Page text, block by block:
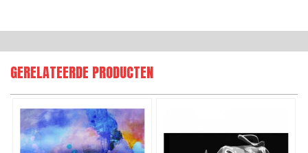
GERELATEERDE PRODUCTEN